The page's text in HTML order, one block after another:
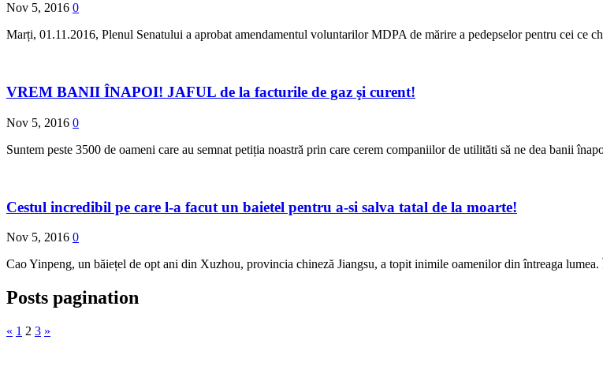
Nov 5, 2016 0
Marți, 01.11.2016, Plenul Senatului a aprobat amendamentul voluntarilor MDPA de mărire a pedepselor pentru cei ce
VREM BANII ÎNAPOI! JAFUL de la facturile de gaz şi curent!
Nov 5, 2016 0
Suntem peste 3500 de oameni care au semnat petiția noastră prin care cerem companiilor de utilităti să ne dea banii
Cestul incredibil pe care l-a facut un baietel pentru a-si salva tatal de la moarte!
Nov 5, 2016 0
Cao Yinpeng, un băiețel de opt ani din Xuzhou, provincia chineză Jiangsu, a topit inimile oamenilor din întreaga lumea.
Posts pagination
« 1 2 3 »